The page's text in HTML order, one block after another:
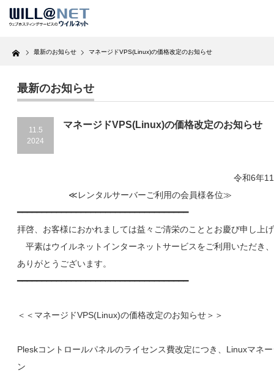
Home 最新のお知らせ マネージドVPS(Linux)の価格改定のお知らせ
最新のお知らせ
11.5
2024
マネージドVPS(Linux)の価格改定のお知らせ
令和6年11月05
≪レンタルサーバーご利用の会員様各位≫
━━━━━━━━━━━━━━━━━━━━━━━━━━━━━━━━━━━
拝啓、お客様におかれましては益々ご清栄のこととお慶び申し上
平素はウイルネットインターネットサービスをご利用いただき
ありがとうございます。
━━━━━━━━━━━━━━━━━━━━━━━━━━━━━━━━━━━
＜＜マネージドVPS(Linux)の価格改定のお知らせ＞＞
Pleskコントロールパネルのライセンス費改定につき、Linuxマネ
ン